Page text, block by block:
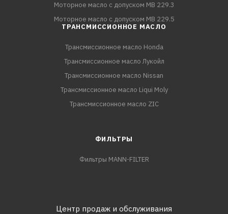
Моторное масло с допуском MB 229.3
Моторное масло с допуском MB 229.5
ТРАНСМИССИОННОЕ МАСЛО
Трансмиссионное масло Honda
Трансмиссионное масло Лукойл
Трансмиссионное масло Nissan
Трансмиссионное масло Liqui Moly
Трансмиссионное масло ZIC
ФИЛЬТРЫ
Фильтры MANN-FILTER
Центр продаж и обслуживания